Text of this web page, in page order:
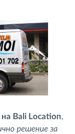
на Bali Location,
решение за